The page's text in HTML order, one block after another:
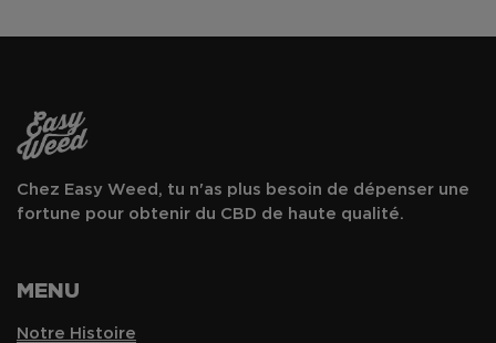
Chez Easy Weed, tu n'as plus besoin de dépenser une
fortune pour obtenir du CBD de haute qualité.
MENU
Notre Histoire